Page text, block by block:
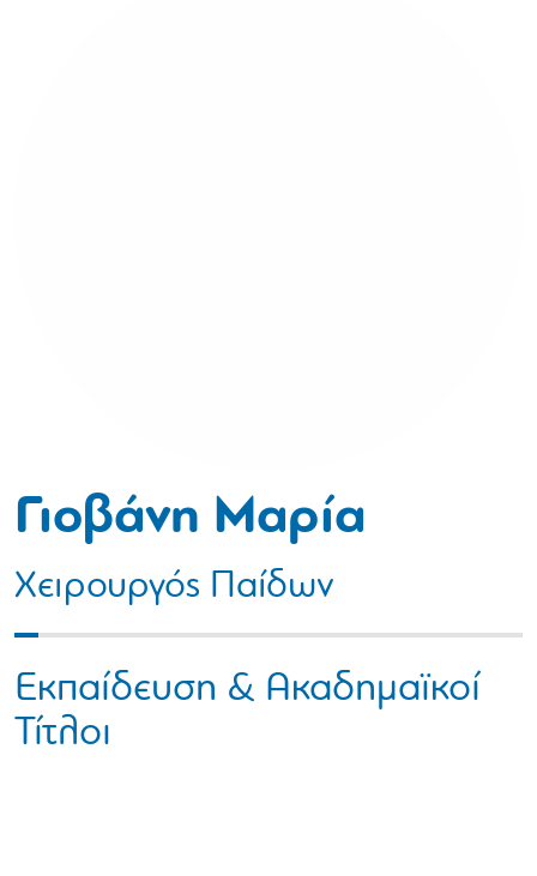
Γιοβάνη Μαρία
Χειρουργός Παίδων
Εκπαίδευση & Ακαδημαϊκοί
Τίτλοι